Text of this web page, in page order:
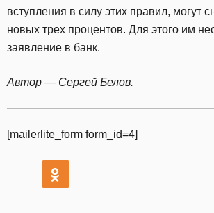
вступления в силу этих правил, могут
новых трех процентов. Для этого им
заявление в банк.
Автор — Сергей Белов.
[mailerlite_form form_id=4]